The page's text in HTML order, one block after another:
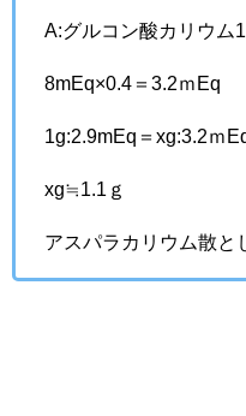
A:グルコン酸カリウム
8mEq×0.4＝3.2ｍEq
1g:2.9mEq＝xg:3.2ｍ
xg≒1.1ｇ
アスパラカリウム散と